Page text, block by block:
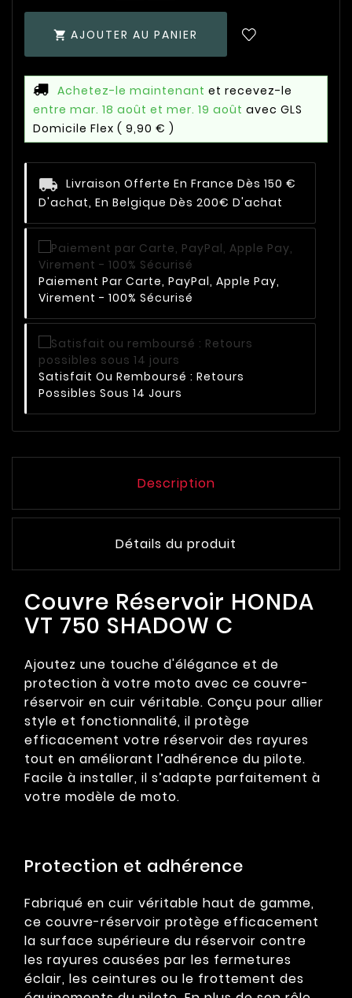
 AJOUTER AU PANIER
Achetez-le maintenant et recevez-le
entre mar. 18 août et mer. 19 août avec GLS
Domicile Flex ( 9,90 € )
Livraison Offerte En France Dès 150 €
D'achat, En Belgique Dès 200€ D'achat
Paiement Par Carte, PayPal, Apple Pay,
Virement - 100% Sécurisé
Satisfait Ou Remboursé : Retours
Possibles Sous 14 Jours
Description
Détails du produit
Couvre Réservoir HONDA
VT 750 SHADOW C
Ajoutez une touche d'élégance et de
protection à votre moto avec ce couvre-
réservoir en cuir véritable. Conçu pour allier
style et fonctionnalité, il protège
efficacement votre réservoir des rayures
tout en améliorant l’adhérence du pilote.
Facile à installer, il s’adapte parfaitement à
votre modèle de moto.
Protection et adhérence
Fabriqué en cuir véritable haut de gamme,
ce couvre-réservoir protège efficacement
la surface supérieure du réservoir contre
les rayures causées par les fermetures
éclair, les ceintures ou le frottement des